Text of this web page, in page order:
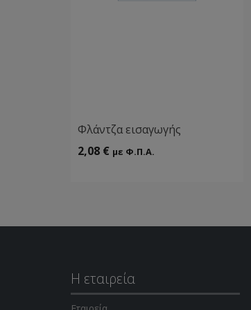
Φλάντζα εισαγωγής
2,08 € με Φ.Π.Α.
Η εταιρεία